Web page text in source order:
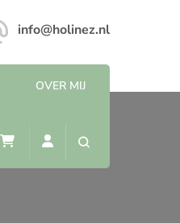
info@holinez.nl
OVER MIJ